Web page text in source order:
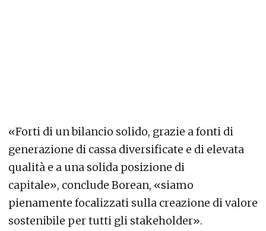
«Forti di un bilancio solido, grazie a fonti di
generazione di cassa diversificate e di elevata
qualità e a una solida posizione di
capitale», conclude Borean, «siamo
pienamente focalizzati sulla creazione di valore
sostenibile per tutti gli stakeholder».